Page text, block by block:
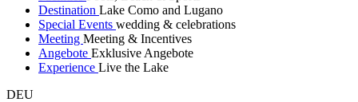
Destination Lake Como and Lugano
Special Events wedding & celebrations
Meeting Meeting & Incentives
Angebote Exklusive Angebote
Experience Live the Lake
DEU